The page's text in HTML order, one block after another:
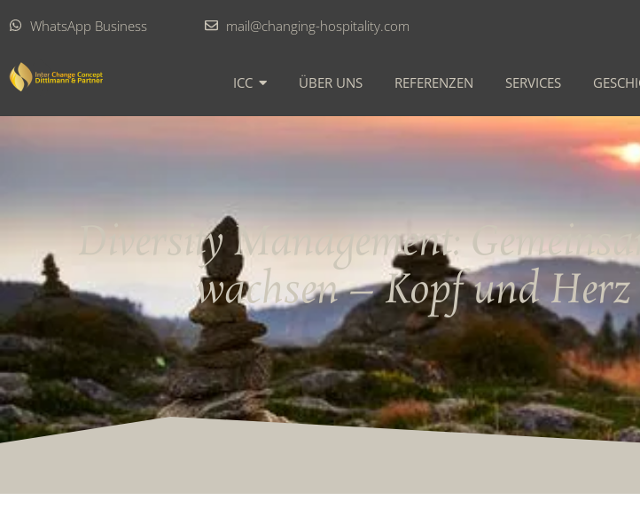
WhatsApp Business mail@changing-hospitality.com
ICC ÜBER UNS REFERENZEN SERVICES
Diversity Management:
wachsen – Kopf und